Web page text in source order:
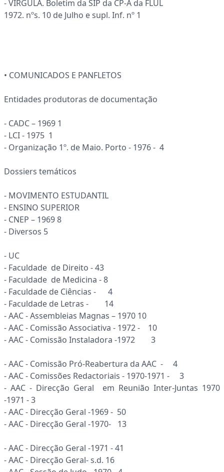
- VÍRGULA. Boletim da SIP da CP-A da FLUL
1972. nºs. 10 de Julho e supl. Inf. nº 1
• COMUNICADOS E PANFLETOS
Entidades produtoras de documentação
- CADC – 1969 1
- LCI - 1975 1
- Organização 1º. de Maio. Porto - 1976 - 4
Dossiers temáticos
- MOVIMENTO ESTUDANTIL
- ENSINO SUPERIOR
- CNEP – 1969 8
- Diversos 5
- UC
- Faculdade de Direito - 43
- Faculdade de Medicina - 8
- Faculdade de Ciências - 4
- Faculdade de Letras - 14
- AAC - Assembleias Magnas – 1970 10
- AAC - Comissão Associativa - 1972 - 10
- AAC - Comissão Instaladora -1972 3
- AAC - Comissão Pró-Reabertura da AAC - 4
- AAC - Comissões Redactoriais - 1970-1971 - 3
- AAC - Direcção Geral em Reunião Inter-Juntas 1970
-1971 - 3
- AAC - Direcção Geral -1969 - 50
- AAC - Direcção Geral -1970- 13
- AAC - Direcção Geral -1971 - 41
- AAC - Direcção Geral- s.d. 16